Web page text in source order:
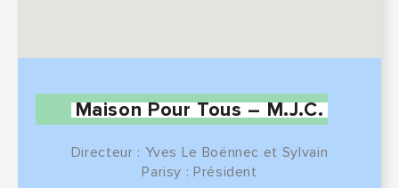
Maison Pour Tous – M.J.C.
Directeur : Yves Le Boënnec et Sylvain
Parisy : Président